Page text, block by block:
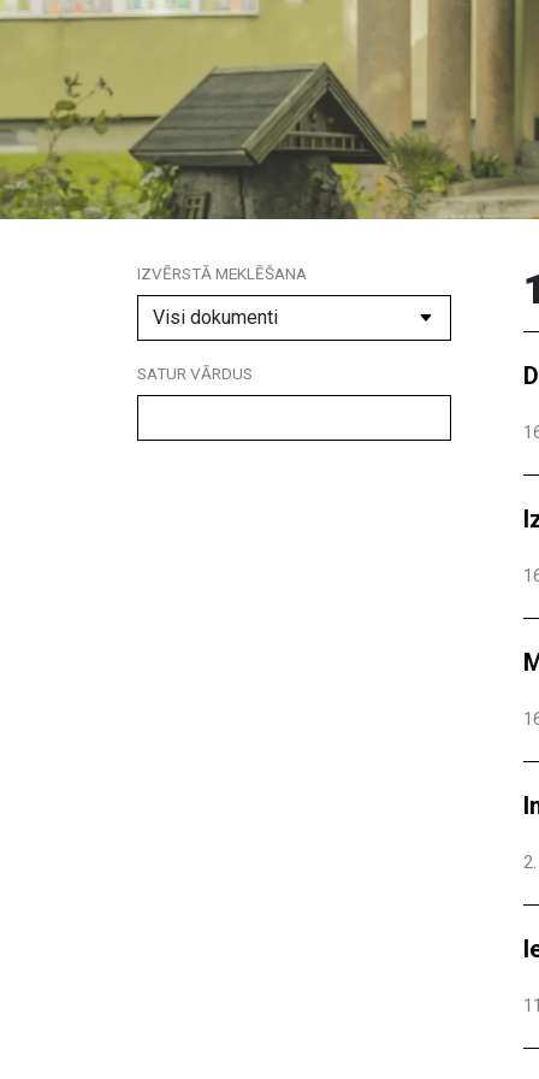
IZVĒRSTĀ MEKLĒŠANA
SATUR VĀRDUS